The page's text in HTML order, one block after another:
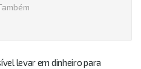
levar em dinheiro para